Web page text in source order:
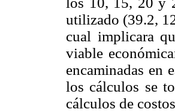
utilizado (39.2,
cual implicara
viable
encaminadas en
los cálculos se
cálculos de